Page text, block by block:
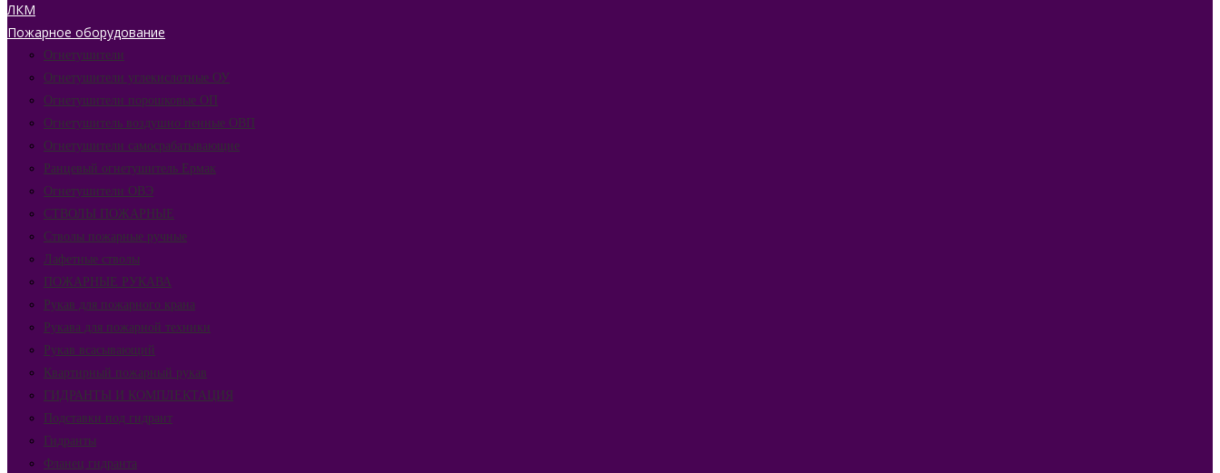
ЛКМ
Пожарное оборудование
Огнетушители
Огнетушители углекислотные ОУ
Огнетушители порошковые ОП
Огнетушитель воздушно пенные ОВП
Огнетушители самосрабатывающие
Ранцевый огнетушитель Ермак
Огнетушители ОВЭ
СТВОЛЫ ПОЖАРНЫЕ
Стволы пожарные ручные
Лафетные стволы
ПОЖАРНЫЕ РУКАВА
Рукав для пожарного крана
Рукава для пожарной техники
Рукав всасывающий
Квартирный пожарный рукав
ГИДРАНТЫ И КОМПЛЕКТАЦИЯ
Подставки под гидрант
Гидранты
Фланец гидранта